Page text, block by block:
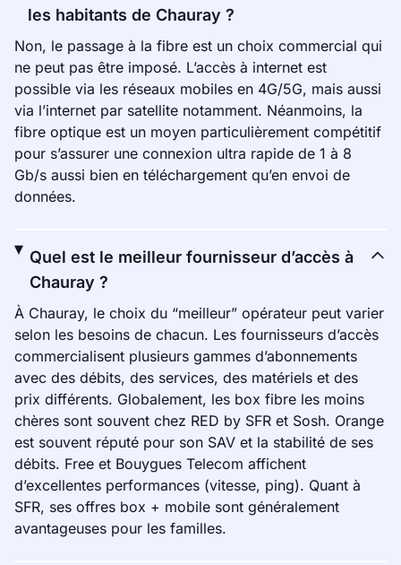
les habitants de Chauray ?
Non, le passage à la fibre est un choix commercial qui
ne peut pas être imposé. L’accès à internet est
possible via les réseaux mobiles en 4G/5G, mais aussi
via l’internet par satellite notamment. Néanmoins, la
fibre optique est un moyen particulièrement compétitif
pour s’assurer une connexion ultra rapide de 1 à 8
Gb/s aussi bien en téléchargement qu’en envoi de
données.
Quel est le meilleur fournisseur d’accès à
Chauray ?
À Chauray, le choix du “meilleur” opérateur peut varier
selon les besoins de chacun. Les fournisseurs d’accès
commercialisent plusieurs gammes d’abonnements
avec des débits, des services, des matériels et des
prix différents. Globalement, les box fibre les moins
chères sont souvent chez RED by SFR et Sosh. Orange
est souvent réputé pour son SAV et la stabilité de ses
débits. Free et Bouygues Telecom affichent
d’excellentes performances (vitesse, ping). Quant à
SFR, ses offres box + mobile sont généralement
avantageuses pour les familles.